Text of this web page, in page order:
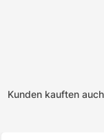
Kunden kauften auch